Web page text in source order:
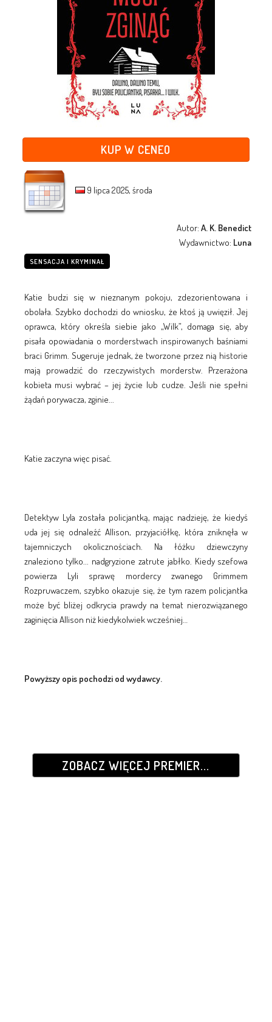
KUP W CENEO
9 lipca 2025, środa
Autor:A. K. Benedict
Wydawnictwo: Luna
SENSACJA I KRYMINAŁ
Katie budzi się w nieznanym pokoju, zdezorientowana i
obolała. Szybko dochodzi do wniosku, że ktoś ją uwięził. Jej
oprawca, który określa siebie jako „Wilk”, domaga się, aby
pisała opowiadania o morderstwach inspirowanych baśniami
braci Grimm. Sugeruje jednak, że tworzone przez nią historie
mają prowadzić do rzeczywistych morderstw. Przerażona
kobieta musi wybrać – jej życie lub cudze. Jeśli nie spełni
żądań porywacza, zginie...
Katie zaczyna więc pisać.
Detektyw Lyla została policjantką, mając nadzieję, że kiedyś
uda jej się odnaleźć Allison, przyjaciółkę, która zniknęła w
tajemniczych okolicznościach. Na łóżku dziewczyny
znaleziono tylko... nadgryzione zatrute jabłko. Kiedy szefowa
powierza Lyli sprawę mordercy zwanego Grimmem
Rozpruwaczem, szybko okazuje się, że tym razem policjantka
może być bliżej odkrycia prawdy na temat nierozwiązanego
zaginięcia Allison niż kiedykolwiek wcześniej…
Powyższy opis pochodzi od wydawcy.
ZOBACZ WIĘCEJ PREMIER...